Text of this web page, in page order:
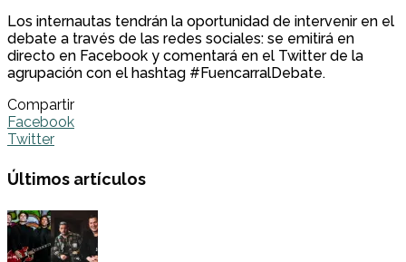
Los internautas tendrán la oportunidad de intervenir en el
debate a través de las redes sociales: se emitirá en
directo en Facebook y comentará en el Twitter de la
agrupación con el hashtag #FuencarralDebate.
Compartir
Facebook
Twitter
Últimos artículos